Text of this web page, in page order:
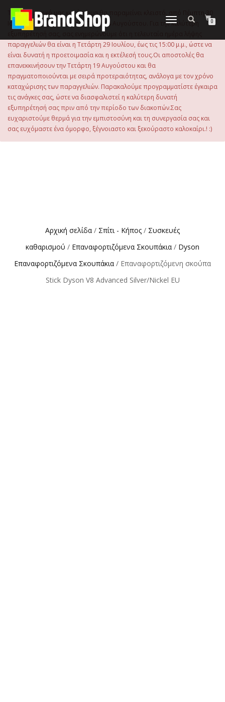
περιεχόμενο
Εναλλαγή
0
Το ηλεκτρονικό μας κατάστημα θα παραμείνει κλειστό, από Πέμπτη 30
Ιουλίου 2026 μέχρι και την Τρίτη 18 Αυγούστου. Για την καλύτερη
εξυπηρέτησή σας, σας ενημερώνουμε ότι η τελευταία ημέρα λήψης
παραγγελιών θα είναι η Τετάρτη 29 Ιουλίου, έως τις 15:00 μ.μ., ώστε να
είναι δυνατή η προετοιμασία και η εκτέλεσή τους.Οι αποστολές θα
επανεκκινήσουν την Τετάρτη 19 Αυγούστου και θα
πραγματοποιούνται με σειρά προτεραιότητας, ανάλογα με τον χρόνο
καταχώρισης των παραγγελιών. Παρακαλούμε προγραμματίστε έγκαιρα
τις ανάγκες σας, ώστε να διασφαλιστεί η καλύτερη δυνατή
εξυπηρέτησή σας πριν από την περίοδο των διακοπών.Σας
ευχαριστούμε θερμά για την εμπιστοσύνη και τη συνεργασία σας και
σας ευχόμαστε ένα όμορφο, ξέγνοιαστο και ξεκούραστο καλοκαίρι.! :)
Αρχική σελίδα / Σπίτι - Κήπος / Συσκευές
καθαρισμού / Επαναφορτιζόμενα Σκουπάκια / Dyson
Επαναφορτιζόμενα Σκουπάκια / Επαναφορτιζόμενη σκούπα
Stick Dyson V8 Advanced Silver/Nickel EU